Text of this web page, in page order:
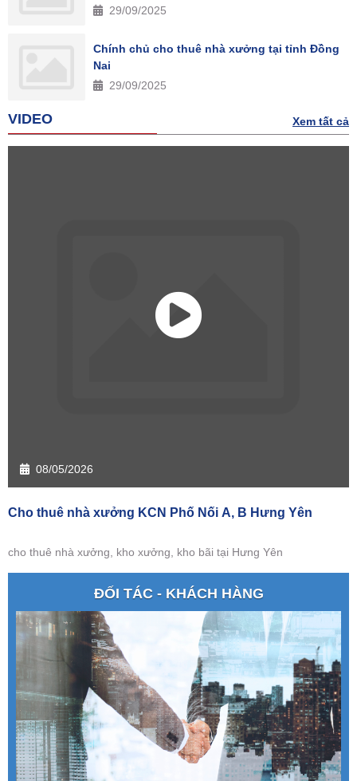
29/09/2025
Chính chủ cho thuê nhà xưởng tại tỉnh Đồng
Nai
29/09/2025
VIDEO Xem tất cả
08/05/2026
Cho thuê nhà xưởng KCN Phố Nối A, B Hưng Yên
cho thuê nhà xưởng, kho xưởng, kho bãi tại Hưng Yên
ĐỐI TÁC - KHÁCH HÀNG